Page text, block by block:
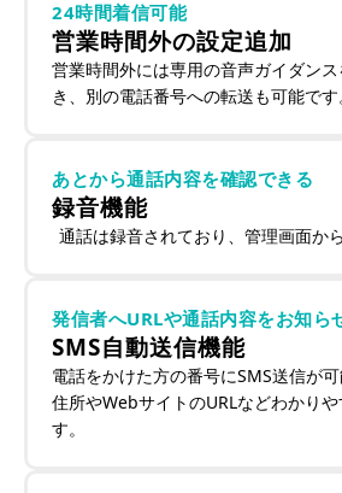
24時間着信可能
営業時間外の設定追加
営業時間外には専用の音声ガイダン
き、別の電話番号への転送も可能です
あとから通話内容を確認できる
録音機能
通話は録音されており、管理画面か
発信者へURLや通話内容をお知ら
SMS自動送信機能
電話をかけた方の番号にSMS送信が可
住所やWebサイトのURLなどわかり
す。